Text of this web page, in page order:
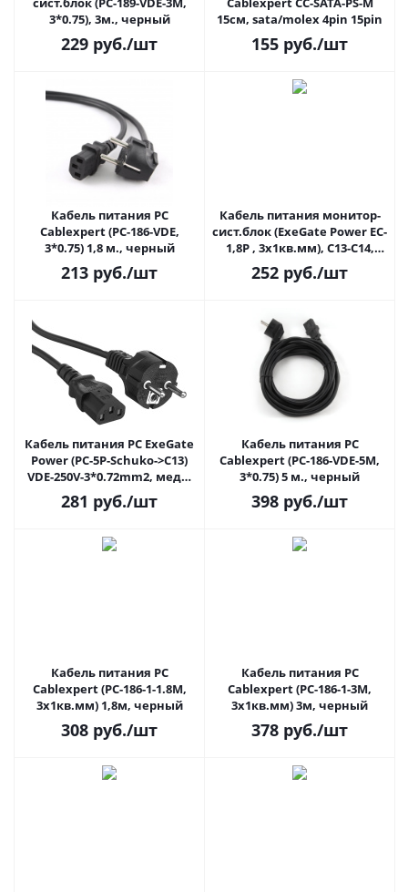
3*0.75), 3м., черный
229 руб./шт
15см, sata/molex 4pin 15pin
155 руб./шт
Кабель питания PC
Cablexpert (PC-186-VDE,
3*0.75) 1,8 м., черный
213 руб./шт
Кабель питания монитор-
сист.блок (ExeGate Power EC-
1,8P , 3x1кв.мм), C13-C14,
1.8м., черный
252 руб./шт
Кабель питания PC ExeGate
Power (PC-5P-Schuko->C13)
VDE-250V-3*0.72mm2, медь,
10А, 5м, черный
281 руб./шт
Кабель питания PC
Cablexpert (PC-186-VDE-5M,
3*0.75) 5 м., черный
398 руб./шт
Кабель питания PC
Cablexpert (PC-186-1-1.8M,
3x1кв.мм) 1,8м, черный
308 руб./шт
Кабель питания PC
Cablexpert (PC-186-1-3M,
3x1кв.мм) 3м, черный
378 руб./шт